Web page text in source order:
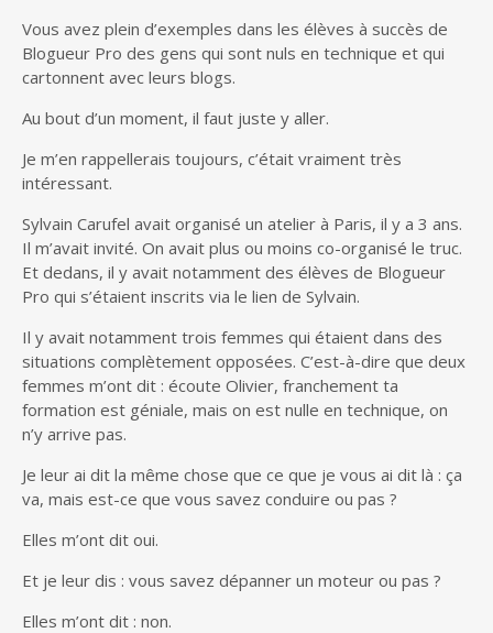
Vous avez plein d’exemples dans les élèves à succès de
Blogueur Pro des gens qui sont nuls en technique et qui
cartonnent avec leurs blogs.
Au bout d’un moment, il faut juste y aller.
Je m’en rappellerais toujours, c’était vraiment très
intéressant.
Sylvain Carufel avait organisé un atelier à Paris, il y a 3 ans.
Il m’avait invité. On avait plus ou moins co-organisé le truc.
Et dedans, il y avait notamment des élèves de Blogueur
Pro qui s’étaient inscrits via le lien de Sylvain.
Il y avait notamment trois femmes qui étaient dans des
situations complètement opposées. C’est-à-dire que deux
femmes m’ont dit : écoute Olivier, franchement ta
formation est géniale, mais on est nulle en technique, on
n’y arrive pas.
Je leur ai dit la même chose que ce que je vous ai dit là : ça
va, mais est-ce que vous savez conduire ou pas ?
Elles m’ont dit oui.
Et je leur dis : vous savez dépanner un moteur ou pas ?
Elles m’ont dit : non.